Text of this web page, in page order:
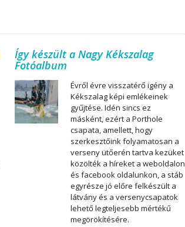
Így készült a Nagy Kékszalag
Fotóalbum
Évről évre visszatérő igény a
Kékszalag képi emlékeinek
gyűjtése. Idén sincs ez
másként, ezért a Porthole
csapata, amellett, hogy
szerkesztőink folyamatosan a
verseny ütőerén tartva kezüket
közölték a híreket a weboldalon
és facebook oldalunkon, a stáb
egyrésze jó előre felkészült a
látvány és a versenycsapatok
lehető legteljesebb mértékű
megörökítésére.